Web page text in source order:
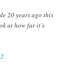
20 years ago this
at how far it’s